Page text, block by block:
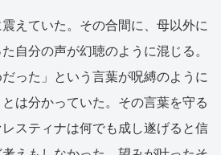
えていた。その合間に、母以外に
自分の声が幻聴のように混じる。
だった」という言葉が呪縛のように
は分かっていた。その言葉を守る
スティナは何でも成し遂げると信